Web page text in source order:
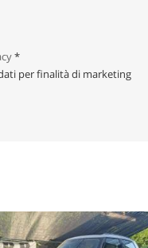
*
per finalità di marketing